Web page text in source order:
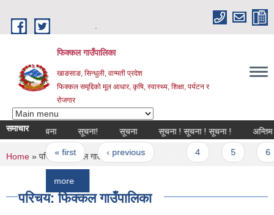
फिक्कल गाउँपालिका
खाङसाङ, सिन्धुली, वाग्मती प्रदेश
फिक्कल समृद्दिको मूल आधार, कृषि, स्वास्थ्य, शिक्षा, पर्यटन र
रोजगार
समाचार
सूचना सूचना! सूचना सूचना ! सूचना ! सूचना ! अन्तिम नतिजा
Pages
« first ‹ previous …
You are here
Home » परिचय: फिक्कल गाउँपालिका
परिचय: फिक्कल गाउँपालिका